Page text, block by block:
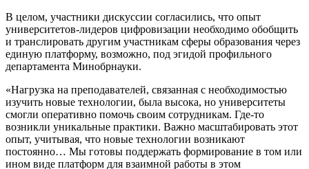
В целом, участники дискуссии согласились, что опыт
университетов-лидеров цифровизации необходимо обобщить
и транслировать другим участникам сферы образования через
единую платформу, возможно, под эгидой профильного
департамента Минобрнауки.
«Нагрузка на преподавателей, связанная с необходимостью
изучить новые технологии, была высока, но университеты
смогли оперативно помочь своим сотрудникам. Где-то
возникли уникальные практики. Важно масштабировать этот
опыт, учитывая, что новые технологии возникают
постоянно… Мы готовы поддержать формирование в том или
ином виде платформ для взаимной работы в этом